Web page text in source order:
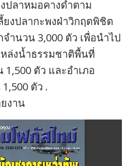
ปลาหมอคางดำตาม
ยงปลากะพงฝ่าวิกฤตพิชิต
ำนวน 3,000 ตัว เพื่อนำไป
ล่งน้ำธรรมชาติพื้นที่
ตัว และอำเภอ
ตัว .
งาน